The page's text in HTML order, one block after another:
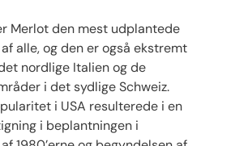
Merlot den mest udplantede
alle, og den er også ekstremt
nordlige Italien og de
i det sydlige Schweiz.
i USA resulterede i en
i beplantningen i